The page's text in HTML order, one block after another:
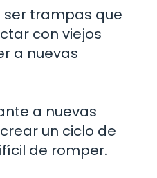
trampas que
con viejos
a nuevas
a nuevas
un ciclo de
de romper.